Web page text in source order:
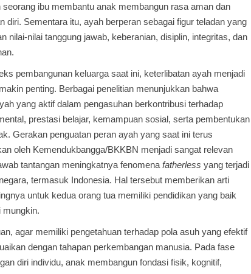
seorang ibu membantu anak membangun rasa aman dan
diri. Sementara itu, ayah berperan sebagai figur teladan yang
nilai-nilai tanggung jawab, keberanian, disiplin, integritas, dan
pembangunan keluarga saat ini, keterlibatan ayah menjadi
penting. Berbagai penelitian menunjukkan bahwa
yang aktif dalam pengasuhan berkontribusi terhadap
prestasi belajar, kemampuan sosial, serta pembentukan
Gerakan penguatan peran ayah yang saat ini terus
oleh Kemendukbangga/BKKBN menjadi sangat relevan
tantangan meningkatnya fenomena fatherless yang terjadi
termasuk Indonesia. Hal tersebut memberikan arti
untuk kedua orang tua memiliki pendidikan yang baik
mungkin.
agar memiliki pengetahuan terhadap pola asuh yang efektif
dengan tahapan perkembangan manusia. Pada fase
diri individu, anak membangun fondasi fisik, kognitif,